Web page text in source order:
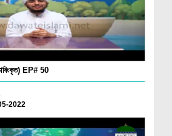
ডাবিংকৃত) EP# 50
2022